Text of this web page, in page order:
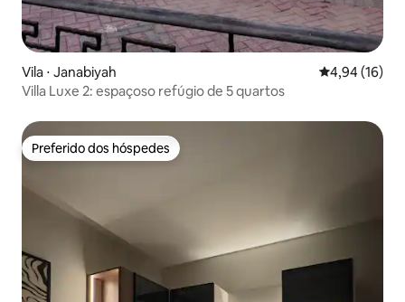
Vila ⋅ Janabiyah 4,94 de uma
4,94 (16)
Villa Luxe 2: espaçoso refúgio de 5 quartos
Preferido dos hóspedes
Preferido dos hóspedes